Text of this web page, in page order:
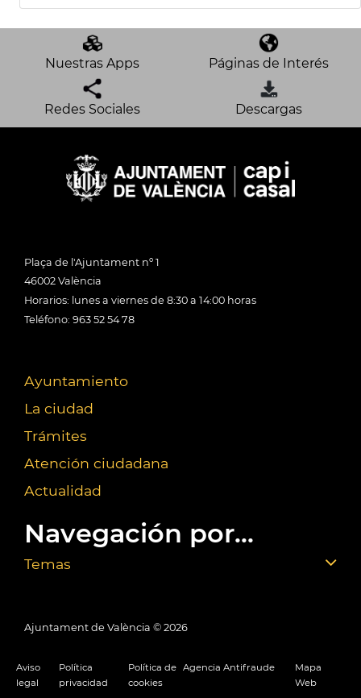
Nuestras Apps Páginas de Interés
Redes Sociales Descargas
Plaça de l'Ajuntament nº 1
46002 València
Horarios: lunes a viernes de 8:30 a 14:00 horas
Teléfono: 963 52 54 78
Ayuntamiento
La ciudad
Trámites
Atención ciudadana
Actualidad
Navegación por...
Temas
Ajuntament de València © 2026
Aviso
legal
Política
privacidad
Política de
cookies
Agencia Antifraude
Mapa
Web